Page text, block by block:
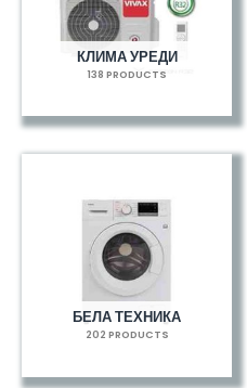
КЛИМА УРЕДИ
138 PRODUCTS
БЕЛА ТЕХНИКА
202 PRODUCTS